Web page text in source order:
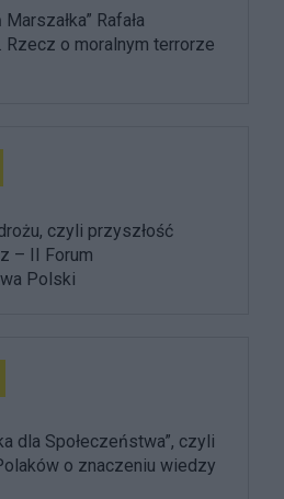
Rafała
Rzecz o moralnym terrorze
czyli przyszłość
– II Forum
Polski
dla Społeczeństwa”, czyli
o znaczeniu wiedzy